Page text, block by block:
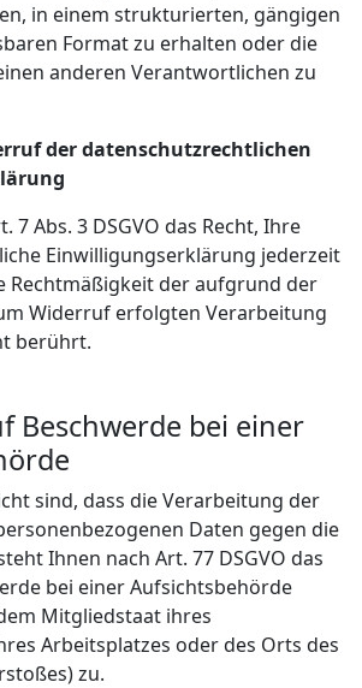
in einem strukturierten, gängigen
Format zu erhalten oder die
anderen Verantwortlichen zu
der datenschutzrechtlichen
7 Abs. 3 DSGVO das Recht, Ihre
Einwilligungserklärung jederzeit
Rechtmäßigkeit der aufgrund der
Widerruf erfolgten Verarbeitung
berührt.
Beschwerde bei einer
sind, dass die Verarbeitung der
Daten gegen die
Ihnen nach Art. 77 DSGVO das
bei einer Aufsichtsbehörde
Mitgliedstaat ihres
Arbeitsplatzes oder des Orts des
zu.